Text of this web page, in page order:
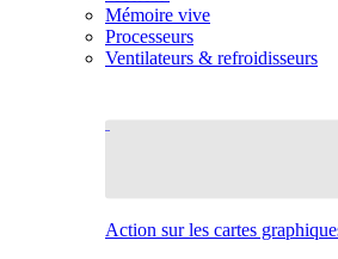
Mémoire vive
Processeurs
Ventilateurs & refroidisseurs
Action sur les cartes